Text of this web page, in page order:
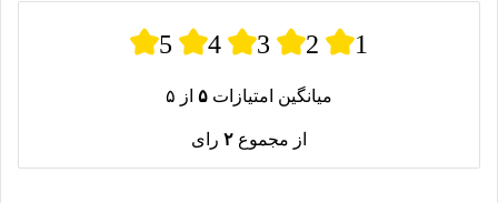
5 4 3 2 1
میانگین امتیازات ۵ از ۵
از مجموع ۲ رای